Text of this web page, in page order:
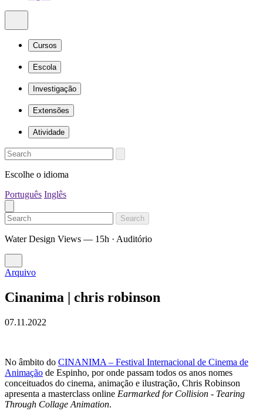
Cursos
Escola
Investigação
Extensões
Atividade
Escolhe o idioma
Português Inglês
Search
Water Design Views — 15h · Auditório
Arquivo
Cinanima | chris robinson
07.11.2022
No âmbito do CINANIMA – Festival Internacional de Cinema de
Animação de Espinho, por onde passam todos os anos nomes
conceituados do cinema, animação e ilustração, Chris Robinson
apresenta a masterclass online Earmarked for Collision - Tearing
Through Collage Animation.